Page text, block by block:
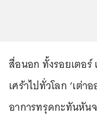
สื่อนอก ทั้งรอยเตอร์
เศร้าไปทั่วโลก ‘เต่
อาการทรุดกะทันหัน